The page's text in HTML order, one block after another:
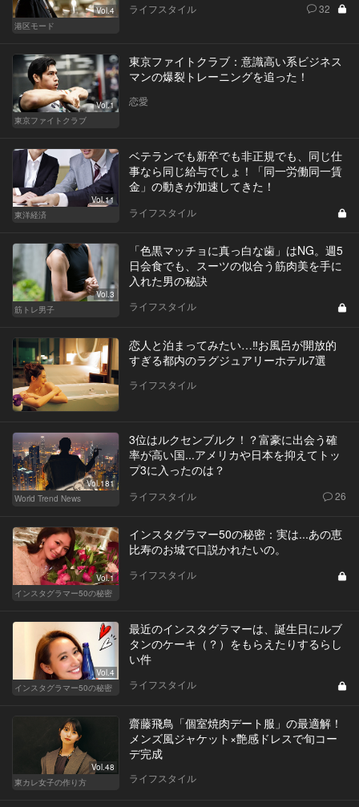
Vol.4
港区モード
ライフスタイル 32
Vol.1
東京ファイトクラブ
東京ファイトクラブ：意識高い系ビジネス
マンの爆裂トレーニングを追った！
恋愛
Vol.11
東洋経済
ベテランでも新卒でも非正規でも、同じ仕
事なら同じ給与でしょ！「同一労働同一賃
金」の動きが加速してきた！
ライフスタイル
Vol.3
筋トレ男子
「色黒マッチョに真っ白な歯」はNG。週5
日会食でも、スーツの似合う筋肉美を手に
入れた男の秘訣
ライフスタイル
恋人と泊まってみたい…‼お風呂が開放的
すぎる都内のラグジュアリーホテル7選
ライフスタイル
Vol.181
World Trend News
3位はルクセンブルク！？富豪に出会う確
率が高い国...アメリカや日本を抑えてトッ
プ3に入ったのは？
ライフスタイル 26
Vol.1
インスタグラマー50の秘密
インスタグラマー50の秘密：実は...あの恵
比寿のお城で口説かれたいの。
ライフスタイル
Vol.4
インスタグラマー50の秘密
最近のインスタグラマーは、誕生日にルブ
タンのケーキ（？）をもらえたりするらし
い件
ライフスタイル
Vol.48
東カレ女子の作り方
齋藤飛鳥「個室焼肉デート服」の最適解！
メンズ風ジャケット×艶感ドレスで旬コー
デ完成
ライフスタイル